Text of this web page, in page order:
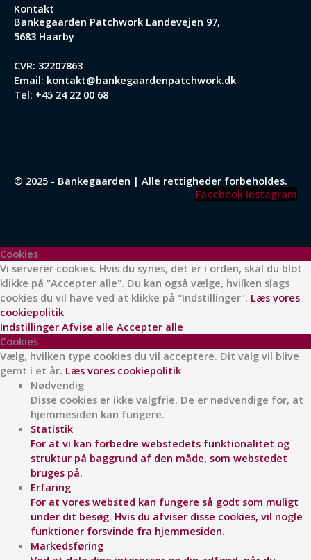
Kontakt
Bankegaarden Patchwork Landevejen 97,
5683 Haarby
CVR: 32207863
Email: kontakt@bankegaardenpatchwork.dk
Tel: +45 24 22 00 68
© 2025 - Bankegaarden | Alle rettigheder forbeholdes.
Facebook Instagram
Cookies
Vi serverer cookies. Hvis du synes, det er i orden, skal du blot
klikke på "Accepter alle". Du kan også vælge, hvilken slags
cookies du vil have ved at klikke på "Indstillinger". Læs vores
cookiepolitik
Indstillinger Afvise alle Accepter alle
Cookies
Vælg, hvilken type cookies du vil acceptere. Dit valg vil blive
gemt i et år. Læs vores cookiepolitik
Nødvendig
Disse cookies er ikke valgfrie. De er nødvendige for, at
hjemmesiden kan fungere.
Statistik
For at vi kan forbedre webstedets funktionalitet og
struktur på baggrund af den måde, som webstedet
bruges på.
Erfaring
For at vores websted kan fungere så godt som muligt
under dit besøg. Hvis du afviser disse cookies, vil nogle
funktioner forsvinde fra hjemmesiden.
Markedsføring